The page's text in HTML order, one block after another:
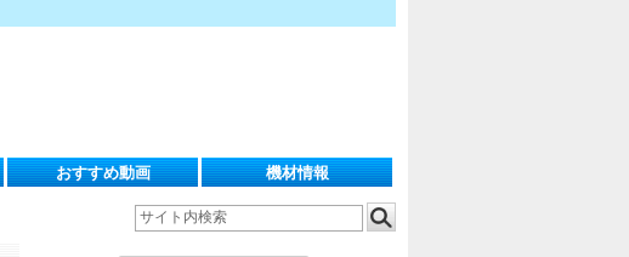
おすすめ動画 機材情報